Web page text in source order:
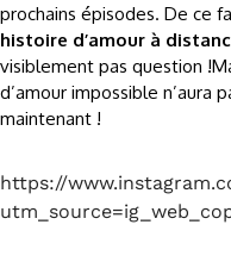
prochains épisodes. De ce
histoire d’amour à
visiblement pas question
d’amour impossible n’aura
maintenant !
https://